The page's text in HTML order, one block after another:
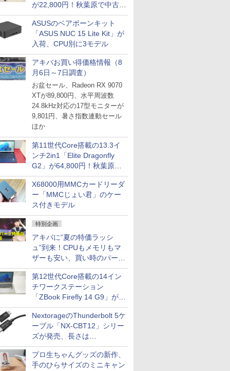
が22,800円！秋葉原で中古
PCセール
ASUSのベアボーンキット
「ASUS NUC 15 Lite Kit」が
入荷、CPU別に3モデル
アキバお買い得価格情報（8
月6日～7日調査）
お盆セール、Radeon RX 9070
XTが89,800円、水平周波数
24.8kHz対応の17型モニターが
9,801円、暑さ指数連動セール
ほか
第11世代Core搭載の13.3イ
ンチ2in1「Elite Dragonfly
G2」が64,800円！秋葉原で
中古PCセール
X68000用MMCカードリーダ
ー「MMCじょい君」のケー
ス付きモデル
特別企画
アキバに“夏の特価ラッシ
ュ”到来！CPUもメモリもマ
ザーも安い、買い時のパーツ
は？【8月7日(金)22時配信】
第12世代Core搭載の14イン
チワークステーション
「ZBook Firefly 14 G9」が
79,800円！秋葉原で中古PC
セール
NextorageのThunderbolt 5ケ
ーブル「NX-CBT12」シリー
ズが発売、長さは
30cm/50cm/1mの3種類
プロ生ちゃんグッズの新作、
手のひらサイズのミニキャン